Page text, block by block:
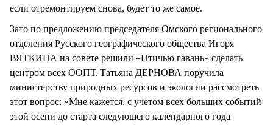
если отремонтируем снова, будет то же самое.
Зато по предложению председателя Омского регионального
отделения Русского географического общества Игоря
ВЯТКИНА на совете решили «Птичью гавань» сделать
центром всех ООПТ. Татьяна ДЕРНОВА поручила
министерству природных ресурсов и экологии рассмотреть
этот вопрос: «Мне кажется, с учетом всех больших событий
этой осени до старта следующего календарного года